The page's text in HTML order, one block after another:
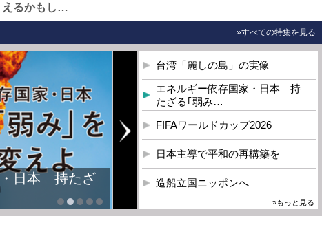
えるかもし…
»すべての特集を見る
・日本 持たざ
台湾「麗しの島」の実像
エネルギー依存国家・日本 持
たざる｢弱み…
FIFAワールドカップ2026
日本主導で平和の再構築を
造船立国ニッポンへ
»もっと見る